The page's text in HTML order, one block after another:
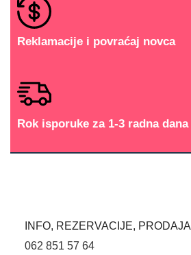
Reklamacije i povraćaj novca
Rok isporuke za 1-3 radna dana
INFO, REZERVACIJE, PRODAJA
062 851 57 64